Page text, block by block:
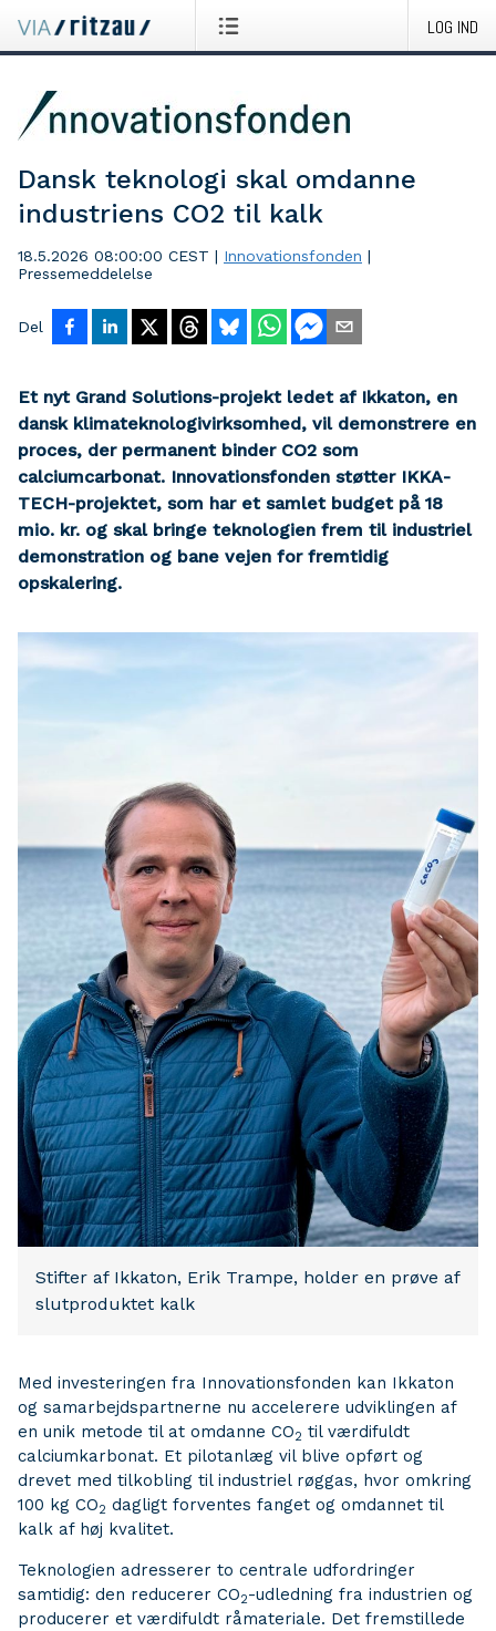
LOG IND
Dansk teknologi skal omdanne
industriens CO2 til kalk
18.5.2026 08:00:00 CEST | Innovationsfonden |
Pressemeddelelse
Del
Et nyt Grand Solutions-projekt ledet af Ikkaton, en
dansk klimateknologivirksomhed, vil demonstrere en
proces, der permanent binder CO2 som
calciumcarbonat. Innovationsfonden støtter IKKA-
TECH-projektet, som har et samlet budget på 18
mio. kr. og skal bringe teknologien frem til industriel
demonstration og bane vejen for fremtidig
opskalering.
Stifter af Ikkaton, Erik Trampe, holder en prøve af
slutproduktet kalk
Med investeringen fra Innovationsfonden kan Ikkaton
og samarbejdspartnerne nu accelerere udviklingen af
en unik metode til at omdanne CO2 til værdifuldt
calciumkarbonat. Et pilotanlæg vil blive opført og
drevet med tilkobling til industriel røggas, hvor omkring
100 kg CO2 dagligt forventes fanget og omdannet til
kalk af høj kvalitet.
Teknologien adresserer to centrale udfordringer
samtidig: den reducerer CO2-udledning fra industrien og
producerer et værdifuldt råmateriale. Det fremstillede